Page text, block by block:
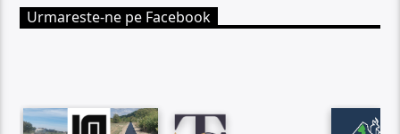
Urmareste-ne pe Facebook